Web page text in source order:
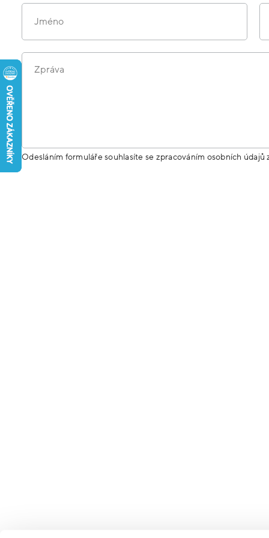
Jméno
Zpráva
Odesláním formuláře souhlasíte se zpracováním osobních údajů